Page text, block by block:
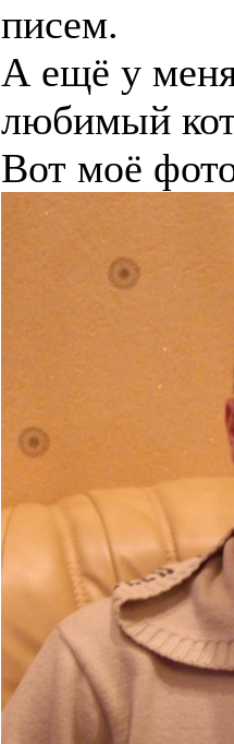
писем.
А ещё у
любимый
Вот моё